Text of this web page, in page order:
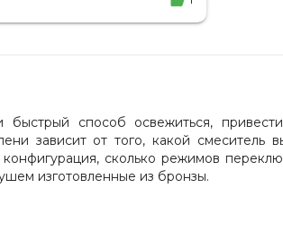
способ освежиться,
зависит от того, какой
конфигурация, сколько режимов
изготовленные из бронзы.